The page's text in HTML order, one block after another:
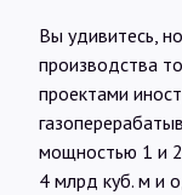
Вы удивитесь,
производства
проектами
мощностью 1 и
4 млрд куб. м и